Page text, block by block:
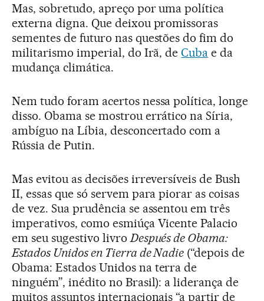
Mas, sobretudo, apreço por uma política
externa digna. Que deixou promissoras
sementes de futuro nas questões do fim do
militarismo imperial, do Irã, deCuba e da
mudança climática.
Nem tudo foram acertos nessa política, longe
disso. Obama se mostrou errático na Síria,
ambíguo na Líbia, desconcertado com a
Rússia de Putin.
Mas evitou as decisões irreversíveis de Bush
II, essas que só servem para piorar as coisas
de vez. Sua prudência se assentou em três
imperativos, como esmiúça Vicente Palacio
em seu sugestivo livro Después de Obama:
Estados Unidos en Tierra de Nadie (“depois de
Obama: Estados Unidos na terra de
ninguém”, inédito no Brasil): a liderança de
muitos assuntos internacionais “a partir de